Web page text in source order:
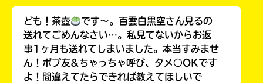
ども！茶壺
です～。百雲白黒空さん見るの
送れてごめんなさい…。私見てないからお返
事1ヶ月も送れてしまいました。本当すみませ
ん！ポプ友&ちゃっちゃ呼び、タメ○OKです
よ！間違えてたらできれば教えてほしいで